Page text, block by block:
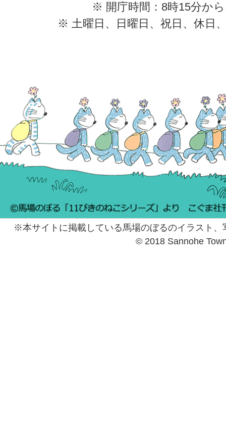
※ 開庁時間：8時15分か
※ 土曜日、日曜日、祝日、休日
※本サイトに掲載している馬場のぼるのイラスト
© 2018 Sannohe